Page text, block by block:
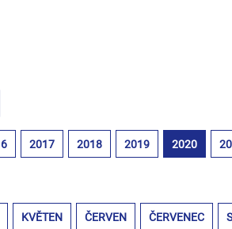
2017 2018 2019 2020
KVĚTEN ČERVEN ČERVENEC